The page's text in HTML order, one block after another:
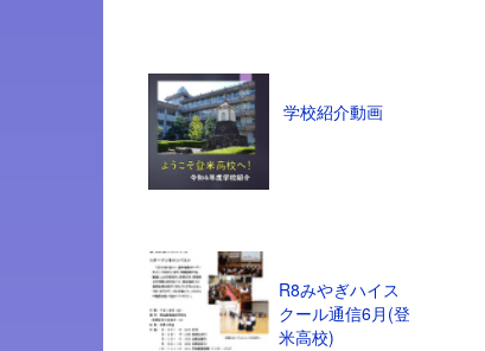
学校紹介動画
R8みやぎハイス
クール通信6月(登
米高校)